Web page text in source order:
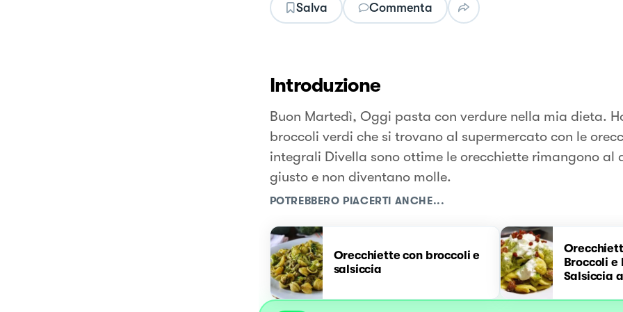
Salva Commenta
Introduzione
Buon Martedì, Oggi pasta con verdure nella mia dieta.
broccoli verdi che si trovano al supermercato con le
integrali Divella sono ottime le orecchiette rimangono al
giusto e non diventano molle.
POTREBBERO PIACERTI ANCHE...
Orecchiette con broccoli e
salsiccia
Broccoli e
Salsiccia